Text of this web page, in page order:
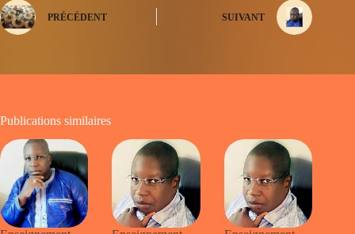
PRÉCÉDENT SUIVANT
Publications similaires